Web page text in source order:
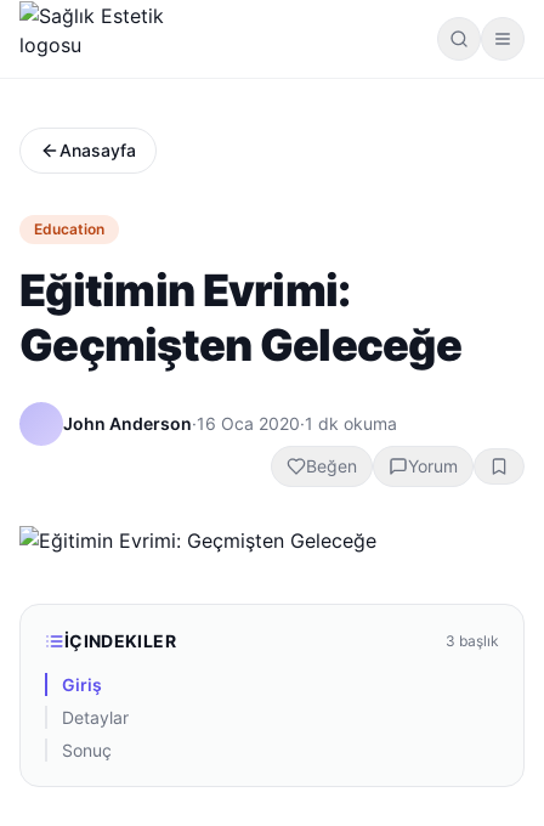
Anasayfa
Education
Eğitimin Evrimi:
Geçmişten Geleceğe
John Anderson·16 Oca 2020·1 dk okuma
Beğen Yorum
İÇINDEKILER 3 başlık
Giriş
Detaylar
Sonuç